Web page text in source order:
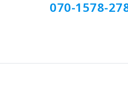
070-1578-